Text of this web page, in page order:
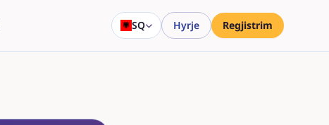
SQ Hyrje Regjistrim